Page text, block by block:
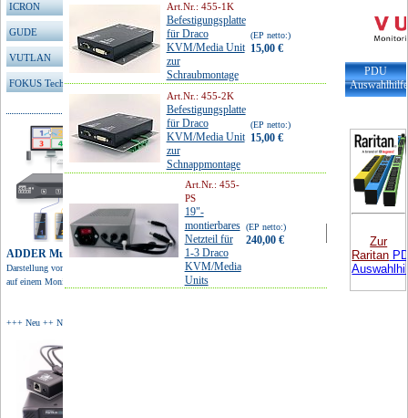
ICRON
GUDE
VUTLAN
FOKUS Technologies
ADDER Multiviewer
Darstellung von 4 Quellen
auf einem Monitor in 4K Auflösung.
+++ Neu ++ Neu ++ Neu +
Art.Nr.: 455-1K
Befestigungsplatte
für Draco
KVM/Media Unit
zur
Schraubmontage
(EP netto:)
15,00 €
Art.Nr.: 455-2K
Befestigungsplatte
für Draco
KVM/Media Unit
zur
Schnappmontage
(EP netto:)
15,00 €
Art.Nr.: 455-
PS
19"-
montierbares
Netzteil für
1-3 Draco
KVM/Media
Units
(EP netto:)
240,00 €
PDU
Auswahlhilfe
Zur
Raritan